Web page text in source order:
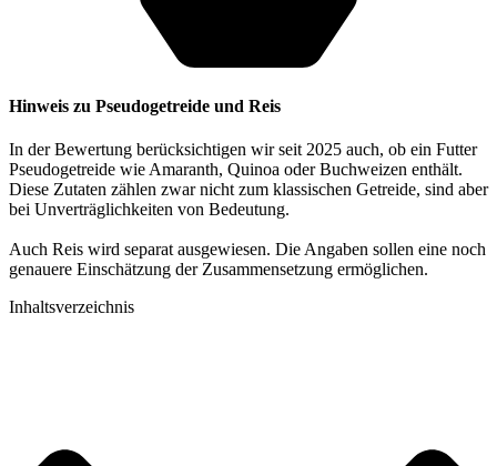
Hinweis zu Pseudogetreide und Reis
In der Bewertung berücksichtigen wir seit 2025 auch, ob ein Futter
Pseudogetreide wie Amaranth, Quinoa oder Buchweizen enthält.
Diese Zutaten zählen zwar nicht zum klassischen Getreide, sind aber
bei Unverträglichkeiten von Bedeutung.
Auch Reis wird separat ausgewiesen. Die Angaben sollen eine noch
genauere Einschätzung der Zusammensetzung ermöglichen.
Inhaltsverzeichnis​